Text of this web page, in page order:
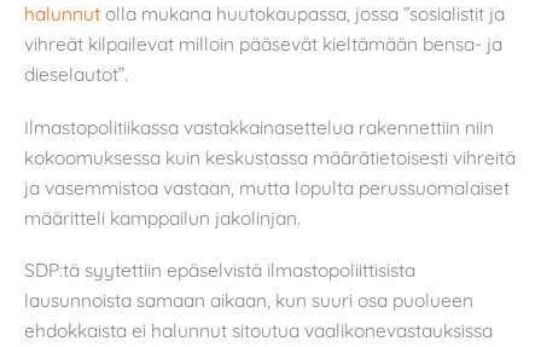
halunnut olla mukana huutokaupassa, jossa ”sosialistit ja
vihreät kilpailevat milloin pääsevät kieltämään bensa- ja
dieselautot”.
Ilmastopolitiikassa vastakkainasettelua rakennettiin niin
kokoomuksessa kuin keskustassa määrätietoisesti vihreitä
ja vasemmistoa vastaan, mutta lopulta perussuomalaiset
määritteli kamppailun jakolinjan.
SDP:tä syytettiin epäselvistä ilmastopoliittisista
lausunnoista samaan aikaan, kun suuri osa puolueen
ehdokkaista ei halunnut sitoutua vaalikonevastauksissa